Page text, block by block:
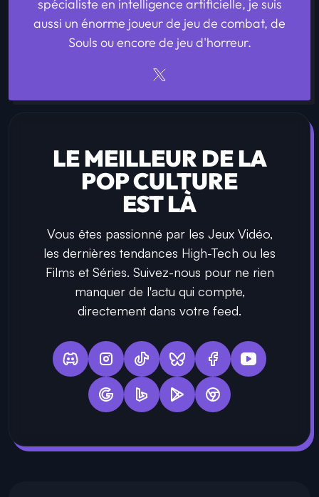
spécialiste en intelligence artificielle, je suis
aussi un énorme joueur de jeu de combat, de
Souls ou encore de jeu d'horreur.
LE MEILLEUR DE LA
POP CULTURE
EST LÀ
Vous êtes passionné par les Jeux Vidéo,
les dernières tendances High-Tech ou les
Films et Séries. Suivez-nous pour ne rien
manquer de l'actu qui compte,
directement dans votre feed.